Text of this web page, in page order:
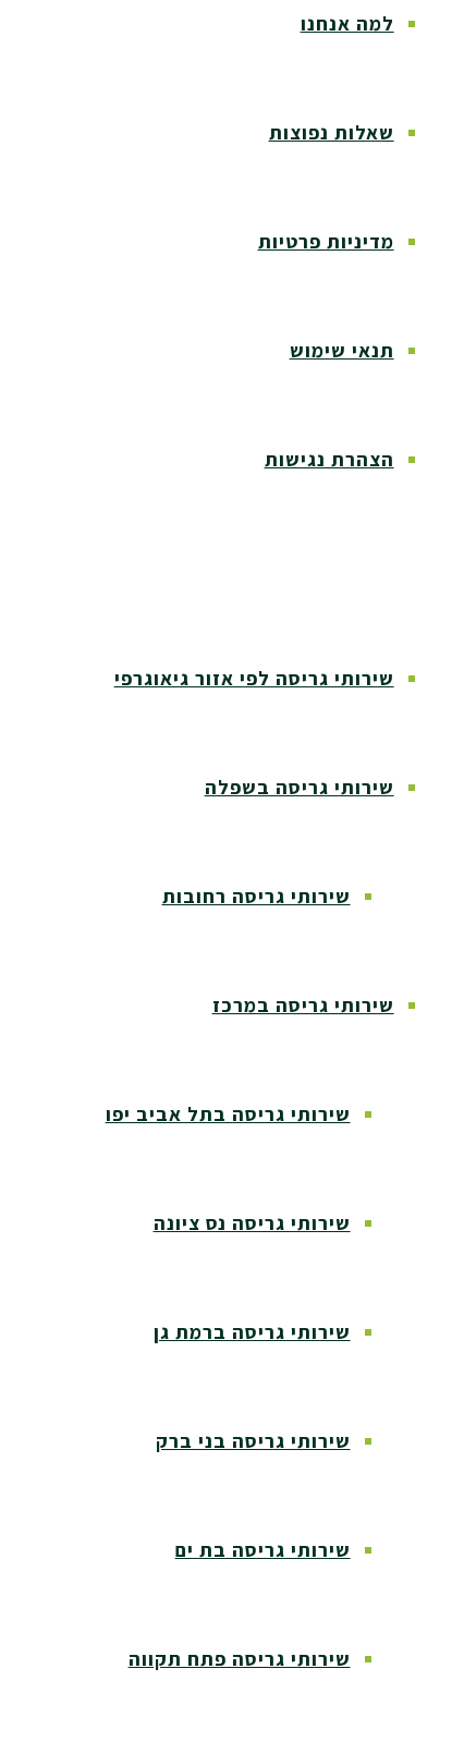
למה אנחנו
שאלות נפוצות
מדיניות פרטיות
תנאי שימוש
הצהרת נגישות
שירותי גריסה לפי אזור גיאוגרפי
שירותי גריסה בשפלה
שירותי גריסה רחובות
שירותי גריסה במרכז
שירותי גריסה בתל אביב יפו
שירותי גריסה נס ציונה
שירותי גריסה ברמת גן
שירותי גריסה בני ברק
שירותי גריסה בת ים
שירותי גריסה פתח תקווה